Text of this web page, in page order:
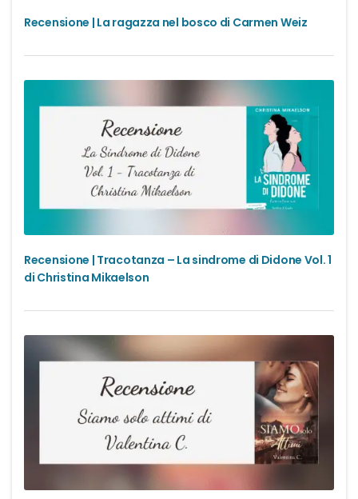
Recensione | La ragazza nel bosco di Carmen Weiz
Recensione | Tracotanza – La sindrome di Didone Vol. 1
di Christina Mikaelson